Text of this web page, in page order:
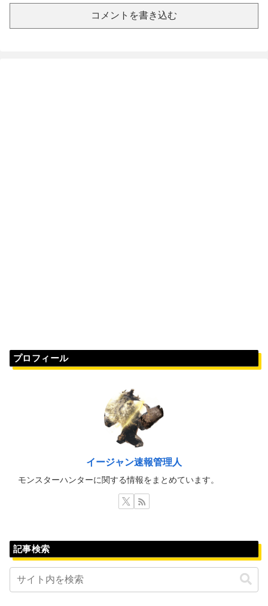
コメントを書き込む
プロフィール
イージャン速報管理人
モンスターハンターに関する情報をまとめています。
記事検索